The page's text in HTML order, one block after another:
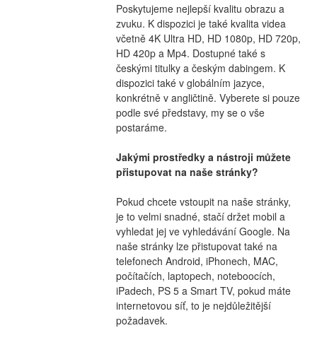
Poskytujeme nejlepší kvalitu obrazu a
zvuku. K dispozici je také kvalita videa
včetně 4K Ultra HD, HD 1080p, HD 720p,
HD 420p a Mp4. Dostupné také s
českými titulky a českým dabingem. K
dispozici také v globálním jazyce,
konkrétně v angličtině. Vyberete si pouze
podle své představy, my se o vše
postaráme.
Jakými prostředky a nástroji můžete
přistupovat na naše stránky?
Pokud chcete vstoupit na naše stránky,
je to velmi snadné, stačí držet mobil a
vyhledat jej ve vyhledávání Google. Na
naše stránky lze přistupovat také na
telefonech Android, iPhonech, MAC,
počítačích, laptopech, noteboocích,
iPadech, PS 5 a Smart TV, pokud máte
internetovou síť, to je nejdůležitější
požadavek.